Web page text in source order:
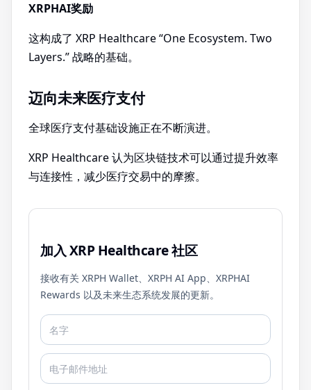
XRPHAI奖励
这构成了 XRP Healthcare “One Ecosystem. Two
Layers.” 战略的基础。
迈向未来医疗支付
全球医疗支付基础设施正在不断演进。
XRP Healthcare 认为区块链技术可以通过提升效率
与连接性，减少医疗交易中的摩擦。
加入 XRP Healthcare 社区
接收有关 XRPH Wallet、XRPH AI App、XRPHAI
Rewards 以及未来生态系统发展的更新。